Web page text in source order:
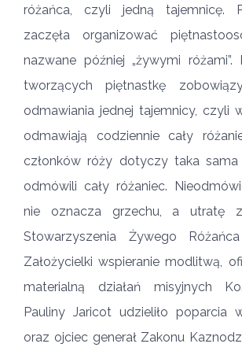
różańca, czyli jedną tajemnicę.
zaczęła organizować
nazwane później „żywymi
tworzących piętnastkę
odmawiania jednej tajemnicy, czyli
odmawiają codziennie cały
członków róży dotyczy taka sama
odmówili cały różaniec.
nie oznacza grzechu, a utratę
Stowarzyszenia Żywego
Założycielki wspieranie modlitwą,
materialną działań misyjnych
Pauliny Jaricot udzieliło poparcia
oraz ojciec generał Zakonu